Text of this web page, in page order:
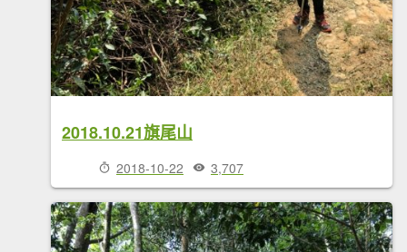
2018.10.21旗尾山
2018-10-22 3,707